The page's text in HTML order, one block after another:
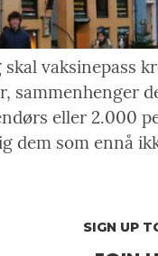
vaksinepass
sammenhenger
eller 2.000
dem som ennå
SIGN UP